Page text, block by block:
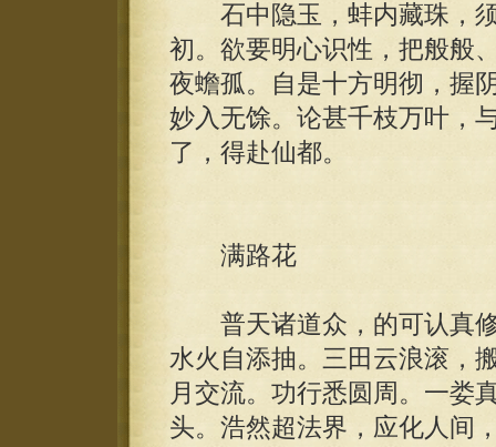
石中隐玉，蚌内藏珠，须
初。欲要明心识性，把般般
夜蟾孤。自是十方明彻，握
妙入无馀。论甚千枝万叶，
了，得赴仙都。
满路花
普天诸道众，的可认真修
水火自添抽。三田云浪滚，
月交流。功行悉圆周。一娄
头。浩然超法界，应化人间